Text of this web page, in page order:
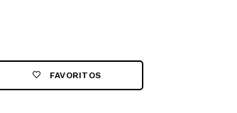
FAVORITOS